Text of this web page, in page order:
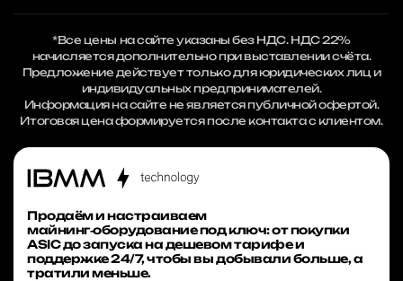
*Все цены на сайте указаны без НДС. НДС 22%
начисляется дополнительно при выставлении счёта.
Предложение действует только для юридических лиц и
индивидуальных предпринимателей.
Информация на сайте не является публичной офертой.
Итоговая цена формируется после контакта с клиентом.
Продаём и настраиваем
майнинг‑оборудование под ключ: от покупки
ASIC до запуска на дешевом тарифе и
поддержке 24/7, чтобы вы добывали больше, а
тратили меньше.